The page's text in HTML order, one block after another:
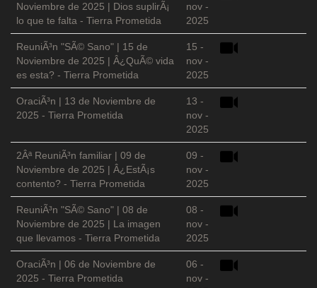
Noviembre de 2025 | Dios suplirÃ¡
lo que te falta - Tierra Prometida
nov -
2025
ReuniÃ³n "SÃ© Sano" | 15 de
Noviembre de 2025 | Â¿QuÃ© vida
es esta? - Tierra Prometida
15 -
nov -
2025
OraciÃ³n | 13 de Noviembre de
2025 - Tierra Prometida
13 -
nov -
2025
2Âª ReuniÃ³n familiar | 09 de
Noviembre de 2025 | Â¿EstÃ¡s
contento? - Tierra Prometida
09 -
nov -
2025
ReuniÃ³n "SÃ© Sano" | 08 de
Noviembre de 2025 | La imagen
que llevamos - Tierra Prometida
08 -
nov -
2025
OraciÃ³n | 06 de Noviembre de
2025 - Tierra Prometida
06 -
nov -